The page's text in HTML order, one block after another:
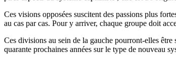
Ces visions opposées suscitent des passions plus
au cas par cas. Pour y arriver, chaque groupe doit
Ces divisions au sein de la gauche pourront-elles être
quarante prochaines années sur le type de nouveau